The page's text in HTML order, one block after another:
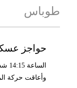
طوباس
حواجز
وأعاقت حركة